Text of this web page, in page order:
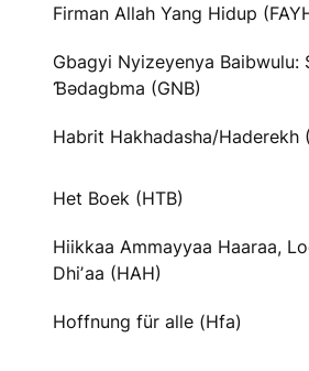
Firman Allah Yang Hidup
Gbagyi Nyizeyenya Baibwulu:
Ɓədagbma (GNB)
Habrit Hakhadasha/Haderekh
Het Boek (HTB)
Hiikkaa Ammayyaa Haaraa,
Dhiʼaa (HAH)
Hoffnung für alle (Hfa)